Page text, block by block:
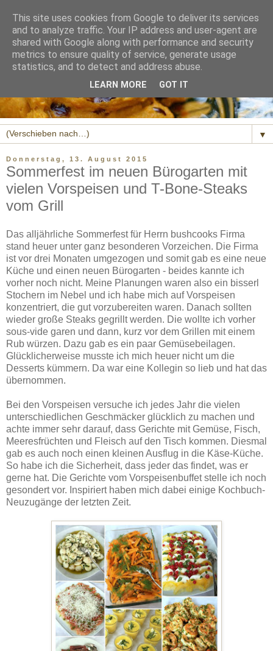
▼
Donnerstag, 13. August 2015
Sommerfest im neuen Bürogarten mit
vielen Vorspeisen und T-Bone-Steaks
vom Grill
Das alljährliche Sommerfest für Herrn bushcooks Firma
stand heuer unter ganz besonderen Vorzeichen. Die Firma
ist vor drei Monaten umgezogen und somit gab es eine neue
Küche und einen neuen Bürogarten - beides kannte ich
vorher noch nicht. Meine Planungen waren also ein bisserl
Stochern im Nebel und ich habe mich auf Vorspeisen
konzentriert, die gut vorzubereiten waren. Danach sollten
wieder große Steaks gegrillt werden. Die wollte ich vorher
sous-vide garen und dann, kurz vor dem Grillen mit einem
Rub würzen. Dazu gab es ein paar Gemüsebeilagen.
Glücklicherweise musste ich mich heuer nicht um die
Desserts kümmern. Da war eine Kollegin so lieb und hat das
übernommen.
Bei den Vorspeisen versuche ich jedes Jahr die vielen
unterschiedlichen Geschmäcker glücklich zu machen und
achte immer sehr darauf, dass Gerichte mit Gemüse, Fisch,
Meeresfrüchten und Fleisch auf den Tisch kommen. Diesmal
gab es auch noch einen kleinen Ausflug in die Käse-Küche.
So habe ich die Sicherheit, dass jeder das findet, was er
gerne hat. Die Gerichte vom Vorspeisenbuffet stelle ich noch
gesondert vor. Inspiriert haben mich dabei einige Kochbuch-
Neuzugänge der letzten Zeit.
This site uses cookies from Google to deliver its services
and to analyze traffic. Your IP address and user-agent are
shared with Google along with performance and security
metrics to ensure quality of service, generate usage
statistics, and to detect and address abuse.
LEARN MORE GOT IT